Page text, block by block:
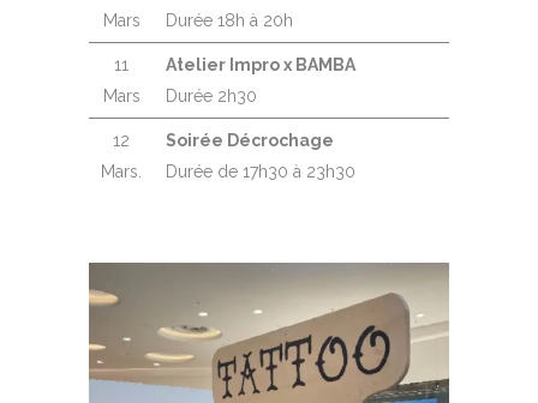
Mars
Durée 18h à 20h
11
Mars
Atelier Impro x BAMBA
Durée 2h30
12
Mars.
Soirée Décrochage
Durée de 17h30 à 23h30